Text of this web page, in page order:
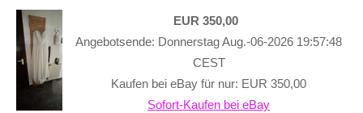
EUR 350,00
Angebotsende: Donnerstag Aug.-06-2026 19:57:48
CEST
Kaufen bei eBay für nur: EUR 350,00
Sofort-Kaufen bei eBay